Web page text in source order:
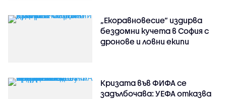
„Екоравновесие“ издирва
бездомни кучета в София с
дронове и ловни екипи
Кризата във ФИФА се
задълбочава: УЕФА отказва